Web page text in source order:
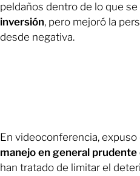
peldaños dentro de lo que
inversión, pero mejoró la
desde negativa.
En videoconferencia, expuso
manejo en general
han tratado de limitar el